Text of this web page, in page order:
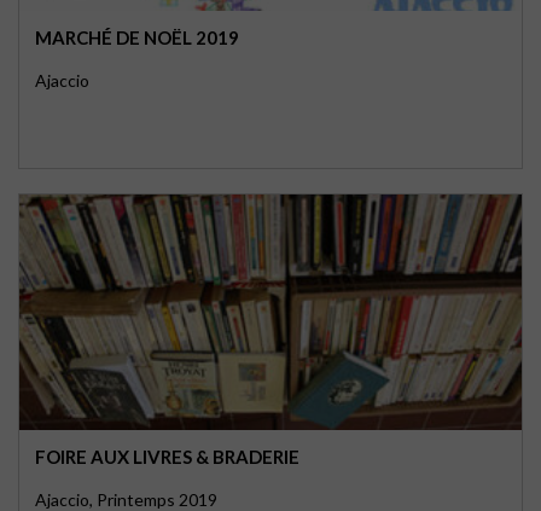
MARCHÉ DE NOËL 2019
Ajaccio
FOIRE AUX LIVRES & BRADERIE
Ajaccio, Printemps 2019